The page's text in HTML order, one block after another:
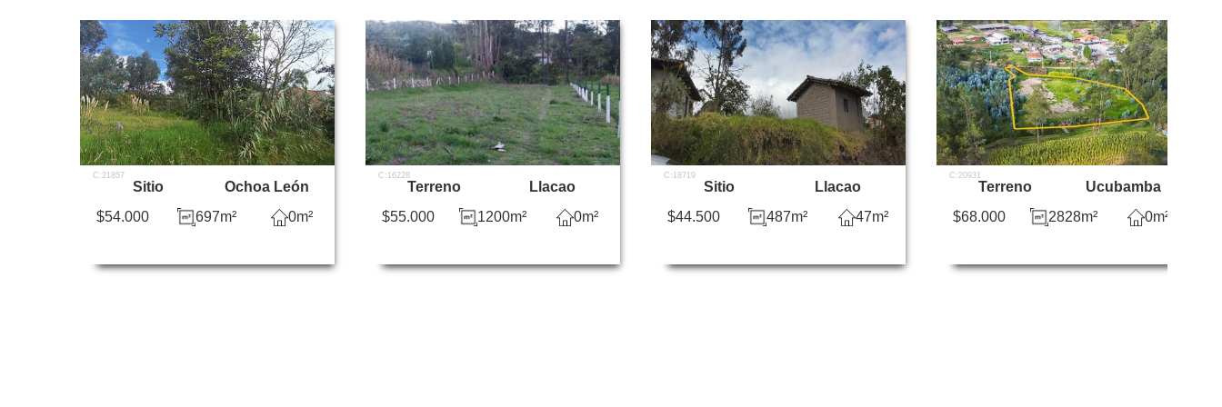
C:21857
Sitio
Ochoa León
$54.000
697m² 0m²
C:16228
Terreno
Llacao
$55.000
1200m² 0m²
C:18719
Sitio
Llacao
$44.500
487m² 47m²
C:20931
Terreno
Ucubamba
$68.000
2828m² 0m²